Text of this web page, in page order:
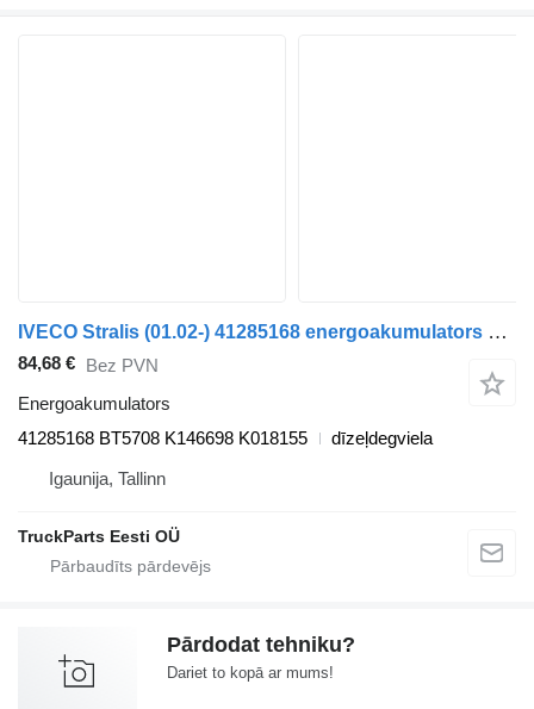
IVECO Stralis (01.02-) 41285168 energoakumulators paredzēts IVECO Stralis, Trakker (2002-) vilcēja
84,68 € Bez PVN
Energoakumulators
41285168 BT5708 K146698 K018155
dīzeļdegviela
Igaunija, Tallinn
TruckParts Eesti OÜ
Pārdodat tehniku?
Dariet to kopā ar mums!